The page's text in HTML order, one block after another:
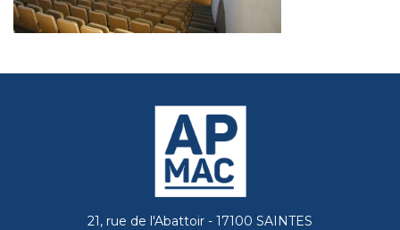
21, rue de l'Abattoir - 17100 SAINTES